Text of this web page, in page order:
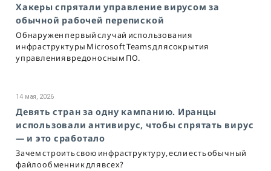
Хакеры спрятали управление вирусом за
обычной рабочей перепиской
Обнаружен первый случай использования
инфраструктуры Microsoft Teams для сокрытия
управления вредоносным ПО.
14 мая, 2026
Девять стран за одну кампанию. Иранцы
использовали антивирус, чтобы спрятать вирус
— и это сработало
Зачем строить свою инфраструктуру, если есть обычный
файлообменник для всех?